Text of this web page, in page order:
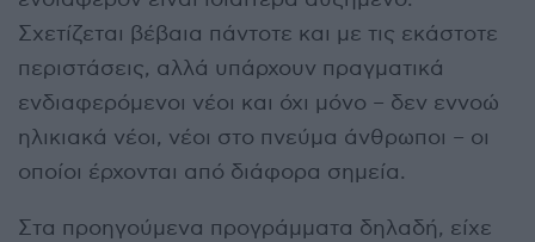
Σχετίζεται βέβαια πάντοτε και με τις εκάστοτε
περιστάσεις, αλλά υπάρχουν πραγματικά
ενδιαφερόμενοι νέοι και όχι μόνο – δεν εννοώ
ηλικιακά νέοι, νέοι στο πνεύμα άνθρωποι – οι
οποίοι έρχονται από διάφορα σημεία.
Στα προηγούμενα προγράμματα δηλαδή, είχε